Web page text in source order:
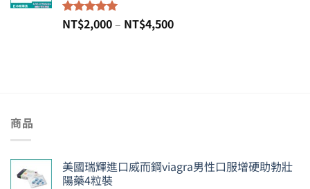
到
評分 5.00
滿分 5
NT$2,000– NT$4,500價
商品
美國瑞輝進口威而鋼viagra男性口服增硬助勃壯
陽藥4粒裝